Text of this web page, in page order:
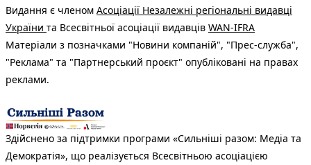
Видання є членом Асоціації Незалежні регіональні видавці
України та Всесвітньої асоціації видавців WAN-IFRA
Матеріали з позначками "Новини компаній", "Прес-служба",
"Реклама" та "Партнерський проєкт" опубліковані на правах
реклами.
Здійснено за підтримки програми «Сильніші разом: Медіа та
Демократія», що реалізується Всесвітньою асоціацією